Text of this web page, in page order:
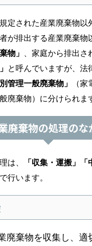
定された産業廃棄物以
が排出する産業廃棄物
物」
、家庭から排出
と呼んでいますが、法
別管理一般廃棄物」
（
廃棄物）に分けられま
廃棄物の処理のな
は、
「収集・運搬」
行います。
廃棄物を収集し、適